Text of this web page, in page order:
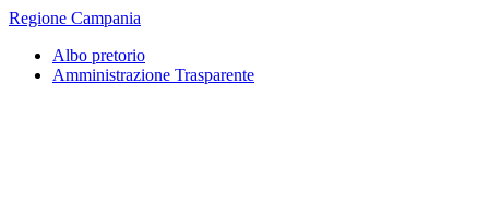
Regione Campania
Albo pretorio
Amministrazione Trasparente